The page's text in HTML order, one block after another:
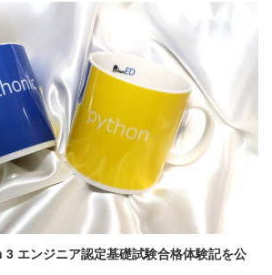
エンジニア認定基礎試験合格体験記を公